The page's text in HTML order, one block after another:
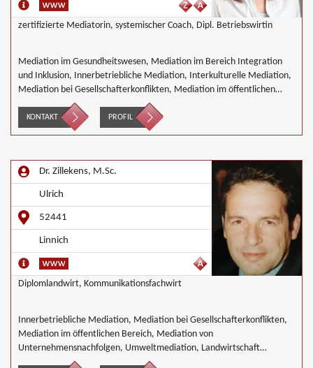
zertifizierte Mediatorin, systemischer Coach, Dipl. Betriebswirtin
Mediation im Gesundheitswesen, Mediation im Bereich Integration
und Inklusion, Innerbetriebliche Mediation, Interkulturelle Mediation,
Mediation bei Gesellschafterkonflikten, Mediation im öffentlichen
Bereich, Mediation bei Team- und Gruppenkonflikten, Mediation von
Unternehmensnachfolgen, Wirtschaftsmediation
KONTAKT PROFIL
Dr. Zillekens, M.Sc.
Ulrich
52441
Linnich
Diplomlandwirt, Kommunikationsfachwirt
Innerbetriebliche Mediation, Mediation bei Gesellschafterkonflikten,
Mediation im öffentlichen Bereich, Mediation von
Unternehmensnachfolgen, Umweltmediation, Landwirtschaft
Forstwirtschaft Agrar, Wirtschaftsmediation